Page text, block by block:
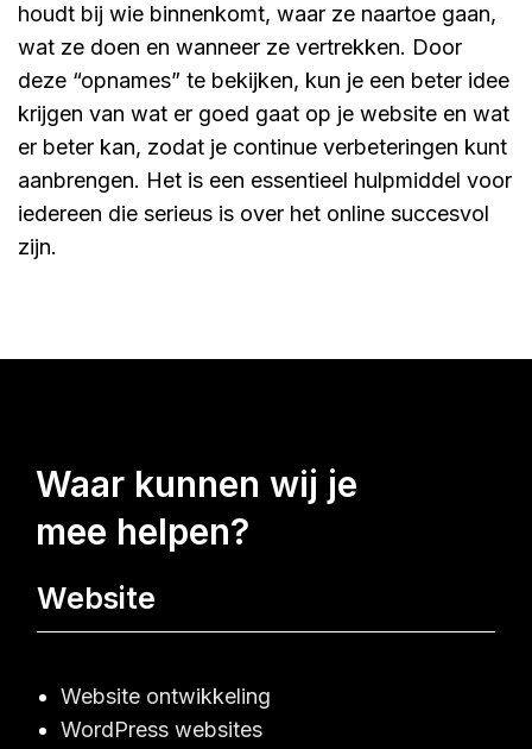
houdt bij wie binnenkomt, waar ze naartoe gaan,
wat ze doen en wanneer ze vertrekken. Door
deze “opnames” te bekijken, kun je een beter idee
krijgen van wat er goed gaat op je website en wat
er beter kan, zodat je continue verbeteringen kunt
aanbrengen. Het is een essentieel hulpmiddel voor
iedereen die serieus is over het online succesvol
zijn.
waar kunnen wij je
mee helpen?
Website
Website ontwikkeling
WordPress websites